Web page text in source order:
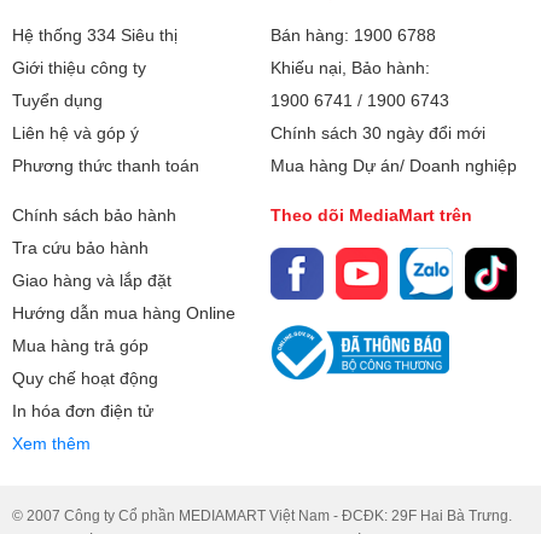
Hệ thống 334 Siêu thị
Giới thiệu công ty
Tuyển dụng
Liên hệ và góp ý
Phương thức thanh toán
Bán hàng: 1900 6788
Khiếu nại, Bảo hành:
1900 6741 / 1900 6743
Chính sách 30 ngày đổi mới
Mua hàng Dự án/ Doanh nghiệp
Chính sách bảo hành
Tra cứu bảo hành
Giao hàng và lắp đặt
Hướng dẫn mua hàng Online
Mua hàng trả góp
Quy chế hoạt động
In hóa đơn điện tử
Xem thêm
Theo dõi MediaMart trên
© 2007 Công ty Cổ phần MEDIAMART Việt Nam - ĐCĐK: 29F Hai Bà Trưng.